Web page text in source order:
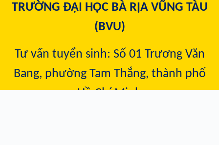
TRƯỜNG ĐẠI HỌC BÀ RỊA VŨNG TÀU
(BVU)
Tư vấn tuyển sinh: Số 01 Trương Văn
Bang, phường Tam Thắng, thành phố
Hồ Chí Minh